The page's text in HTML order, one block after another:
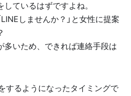
ているはずですよね。
しませんか？」と女性に提案
多いため、できれば連絡手段は
するようになったタイミングで